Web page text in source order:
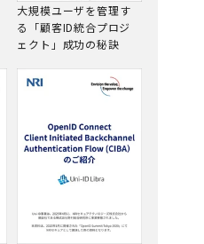
大規模ユーザを管理す
る「顧客ID統合プロジ
ェクト」成功の秘訣